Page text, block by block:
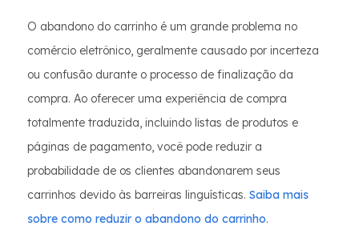
O abandono do carrinho é um grande problema no
comércio eletrônico, geralmente causado por incerteza
ou confusão durante o processo de finalização da
compra. Ao oferecer uma experiência de compra
totalmente traduzida, incluindo listas de produtos e
páginas de pagamento, você pode reduzir a
probabilidade de os clientes abandonarem seus
carrinhos devido às barreiras linguísticas. Saiba mais
sobre como reduzir o abandono do carrinho.